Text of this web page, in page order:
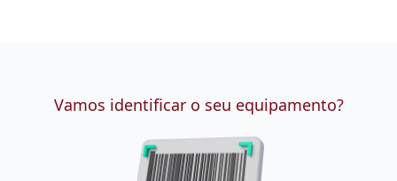
Vamos identificar o seu equipamento?